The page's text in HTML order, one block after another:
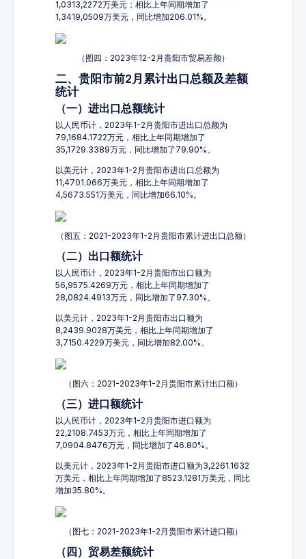
1,0313,2272万美元；相比上年同期增加了
1,3419,0509万美元，同比增加206.01%。
（图四：2023年12-2月贵阳市贸易差额）
二、贵阳市前2月累计出口总额及差额
统计
（一）进出口总额统计
以人民币计，2023年1-2月贵阳市进出口总额为
79,1684.1722万元，相比上年同期增加了
35,1729.3389万元，同比增加了79.90%。
以美元计，2023年1-2月贵阳市进出口总额为
11,4701.066万美元，相比上年同期增加了
4,5673.551万美元，同比增加66.10%。
（图五：2021-2023年1-2月贵阳市累计进出口总额）
（二）出口额统计
以人民币计，2023年1-2月贵阳市出口额为
56,9575.4269万元，相比上年同期增加了
28,0824.4913万元，同比增加了97.30%。
以美元计，2023年1-2月贵阳市出口额为
8,2439.9028万美元，相比上年同期增加了
3,7150.4229万美元，同比增加82.00%。
（图六：2021-2023年1-2月贵阳市累计出口额）
（三）进口额统计
以人民币计，2023年1-2月贵阳市进口额为
22,2108.7453万元，相比上年同期增加了
7,0904.8476万元，同比增加了46.80%。
以美元计，2023年1-2月贵阳市进口额为3,2261.1632
万美元，相比上年同期增加了8523.1281万美元，同比
增加35.80%。
（图七：2021-2023年1-2月贵阳市累计进口额）
（四）贸易差额统计